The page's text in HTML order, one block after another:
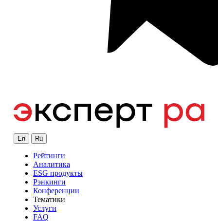
En Ru
Рейтинги
Аналитика
ESG продукты
Рэнкинги
Конференции
Тематики
Услуги
FAQ